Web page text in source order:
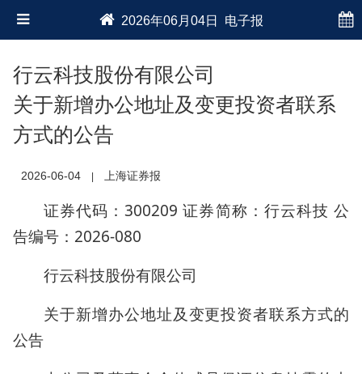
2026年06月04日 电子报
行云科技股份有限公司
关于新增办公地址及变更投资者联系
方式的公告
2026-06-04 上海证券报
证券代码：300209 证券简称：行云科技 公
告编号：2026-080
行云科技股份有限公司
关于新增办公地址及变更投资者联系方式的
公告